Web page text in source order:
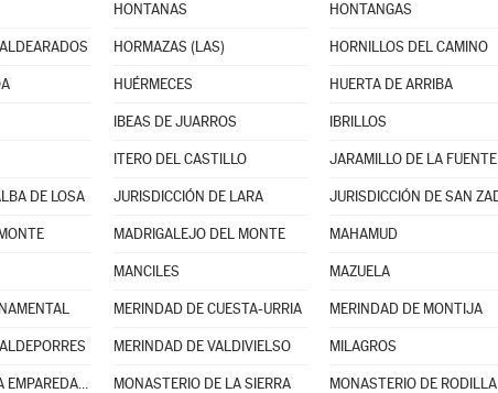
HONTANAS HONTANGAS
HORMAZAS (LAS) HORNILLOS DEL CAMINO
HUÉRMECES HUERTA DE ARRIBA
IBEAS DE JUARROS IBRILLOS
ITERO DEL CASTILLO JARAMILLO DE LA FUENTE
DE LOSA JURISDICCIÓN DE LARA
MADRIGALEJO DEL MONTE MAHAMUD
MANCILES MAZUELA
MERINDAD DE CUESTA-URRIA MERINDAD DE MONTIJA
MERINDAD DE VALDIVIELSO MILAGROS
MODÚBAR DE LA EMPAREDADA MONASTERIO DE LA SIERRA MONASTERIO DE RODILLA